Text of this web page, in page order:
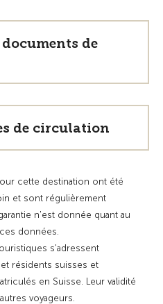
de
de circulation
cette destination ont été
et sont régulièrement
n'est donnée quant au
données.
s'adressent
résidents suisses et
en Suisse. Leur validité
voyageurs.